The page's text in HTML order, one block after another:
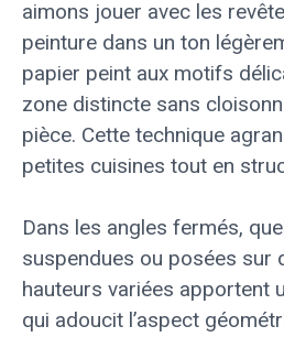
aimons jouer avec les
peinture dans un ton
papier peint aux motifs
zone distincte sans
pièce. Cette technique
petites cuisines tout en
Dans les angles fermés,
suspendues ou posées sur
hauteurs variées apportent
qui adoucit l’aspect